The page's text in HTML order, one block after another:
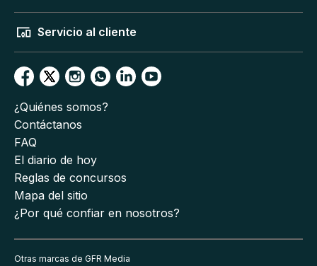
Servicio al cliente
¿Quiénes somos?
Contáctanos
FAQ
El diario de hoy
Reglas de concursos
Mapa del sitio
¿Por qué confiar en nosotros?
Otras marcas de GFR Media